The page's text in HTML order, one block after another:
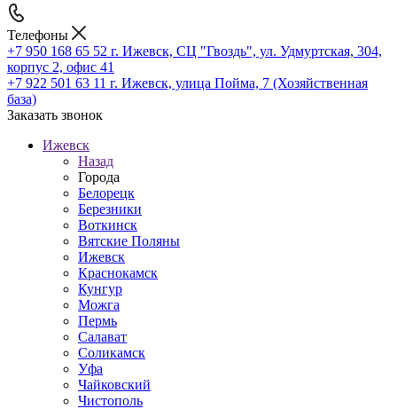
Телефоны
+7 950 168 65 52 г. Ижевск, СЦ "Гвоздь", ул. Удмуртская, 304,
корпус 2, офис 41
+7 922 501 63 11 г. Ижевск, улица Пойма, 7 (Хозяйственная
база)
Заказать звонок
Ижевск
Назад
Города
Белорецк
Березники
Воткинск
Вятские Поляны
Ижевск
Краснокамск
Кунгур
Можга
Пермь
Салават
Соликамск
Уфа
Чайковский
Чистополь